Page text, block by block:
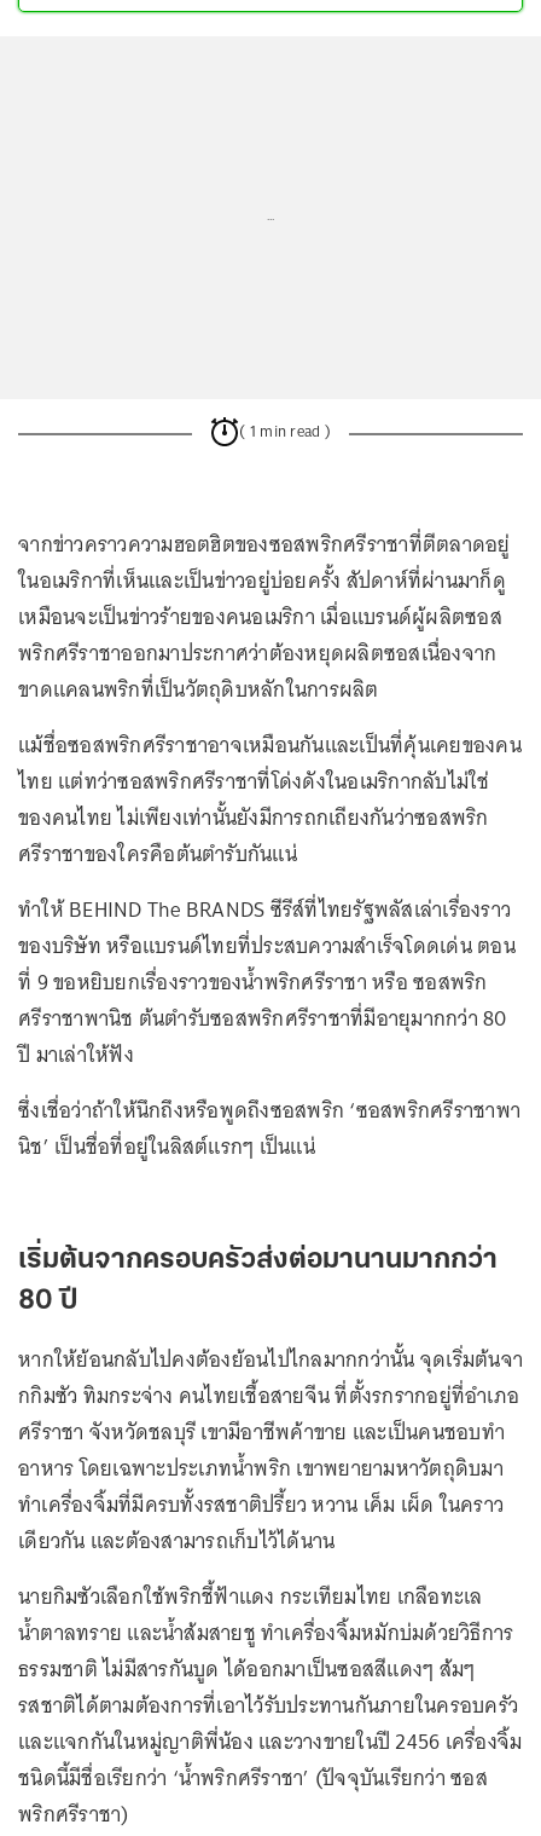
...
( 1 min read )
จากข่าวคราวความฮอตฮิตของซอสพริกศรีราชาที่ตีตลาดอยู่
ในอเมริกาที่เห็นและเป็นข่าวอยู่บ่อยครั้ง สัปดาห์ที่ผ่านมาก็ดู
เหมือนจะเป็นข่าวร้ายของคนอเมริกา เมื่อแบรนด์ผู้ผลิตซอส
พริกศรีราชาออกมาประกาศว่าต้องหยุดผลิตซอสเนื่องจาก
ขาดแคลนพริกที่เป็นวัตถุดิบหลักในการผลิต
แม้ชื่อซอสพริกศรีราชาอาจเหมือนกันและเป็นที่คุ้นเคยของคน
ไทย แต่ทว่าซอสพริกศรีราชาที่โด่งดังในอเมริกากลับไม่ใช่
ของคนไทย ไม่เพียงเท่านั้นยังมีการถกเถียงกันว่าซอสพริก
ศรีราชาของใครคือต้นตำรับกันแน่
ทำให้ BEHIND The BRANDS ซีรีส์ที่ไทยรัฐพลัสเล่าเรื่องราว
ของบริษัท หรือแบรนด์ไทยที่ประสบความสำเร็จโดดเด่น ตอน
ที่ 9 ขอหยิบยกเรื่องราวของน้ำพริกศรีราชา หรือ ซอสพริก
ศรีราชาพานิช ต้นตำรับซอสพริกศรีราชาที่มีอายุมากกว่า 80
ปี มาเล่าให้ฟัง
ซึ่งเชื่อว่าถ้าให้นึกถึงหรือพูดถึงซอสพริก ‘ซอสพริกศรีราชาพา
นิช’ เป็นชื่อที่อยู่ในลิสต์แรกๆ เป็นแน่
เริ่มต้นจากครอบครัวส่งต่อมานานมากกว่า
80 ปี
หากให้ย้อนกลับไปคงต้องย้อนไปไกลมากกว่านั้น จุดเริ่มต้นจา
กกิมซัว ทิมกระจ่าง คนไทยเชื้อสายจีน ที่ตั้งรกรากอยู่ที่อำเภอ
ศรีราชา จังหวัดชลบุรี เขามีอาชีพค้าขาย และเป็นคนชอบทำ
อาหาร โดยเฉพาะประเภทน้ำพริก เขาพยายามหาวัตถุดิบมา
ทำเครื่องจิ้มที่มีครบทั้งรสชาติปรี้ยว หวาน เค็ม เผ็ด ในคราว
เดียวกัน และต้องสามารถเก็บไว้ได้นาน
นายกิมซัวเลือกใช้พริกชี้ฟ้าแดง กระเทียมไทย เกลือทะเล
น้ำตาลทราย และน้ำส้มสายชู ทำเครื่องจิ้มหมักบ่มด้วยวิธีการ
ธรรมชาติ ไม่มีสารกันบูด ได้ออกมาเป็นซอสสีแดงๆ ส้มๆ
รสชาติได้ตามต้องการที่เอาไว้รับประทานกันภายในครอบครัว
และแจกกันในหมู่ญาติพี่น้อง และวางขายในปี 2456 เครื่องจิ้ม
ชนิดนี้มีชื่อเรียกว่า ‘น้ำพริกศรีราชา’ (ปัจจุบันเรียกว่า ซอส
พริกศรีราชา)